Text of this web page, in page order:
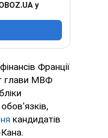
у
Франції
глави МВФ
кандидатів